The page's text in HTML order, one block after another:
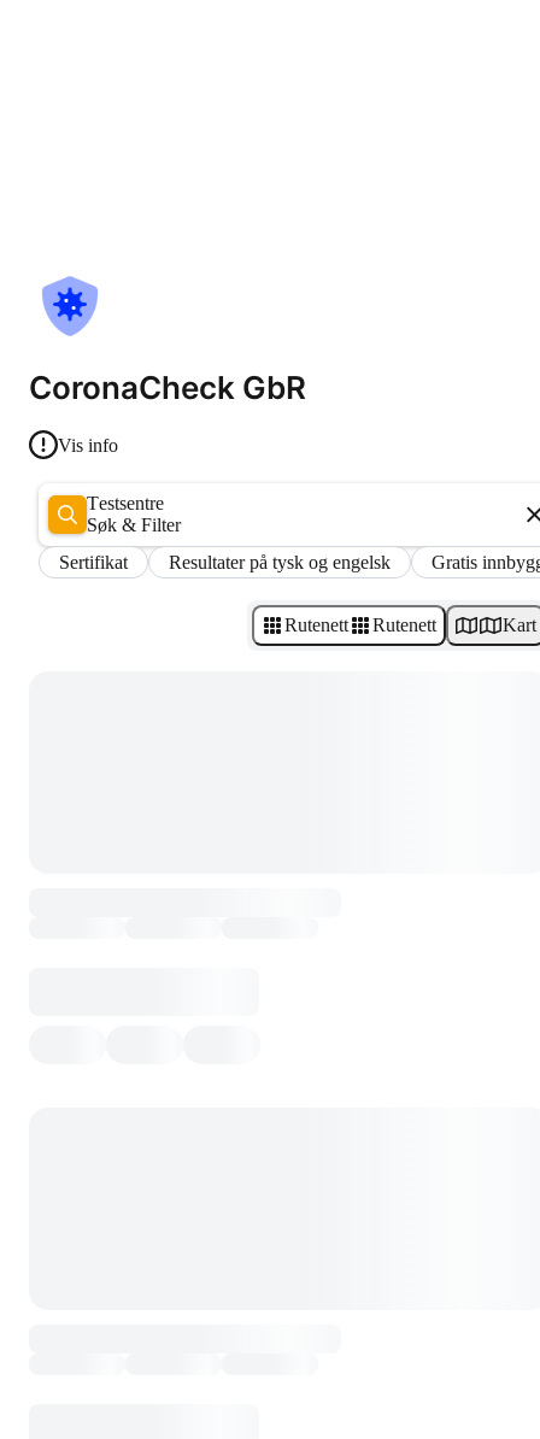
CoronaCheck GbR
Vis info
Testsentre
Søk & Filter
Sertifikat
Resultater på tysk og engelsk Gratis
Rutenett Rutenett Kart